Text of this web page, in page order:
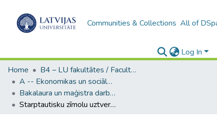
Communities & Collections All of
Log In
Home
B4 – LU fakultātes / Faculties of the UL
A -- Ekonomikas un sociālo zinātņu fakultāte / Faculty of Economics and Social Sciences
Bakalaura un maģistra darbi (ESZF) / Bachelor's and Master's theses
Starptautisku zīmolu uztvere Latvijas patērētāju vidū, pieredzes un attīstības tendences